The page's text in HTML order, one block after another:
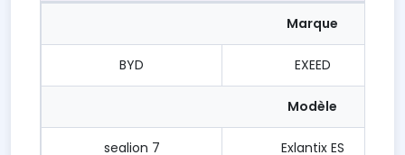
Marque
BYD EXEED
Modèle
sealion 7 Exlantix ES